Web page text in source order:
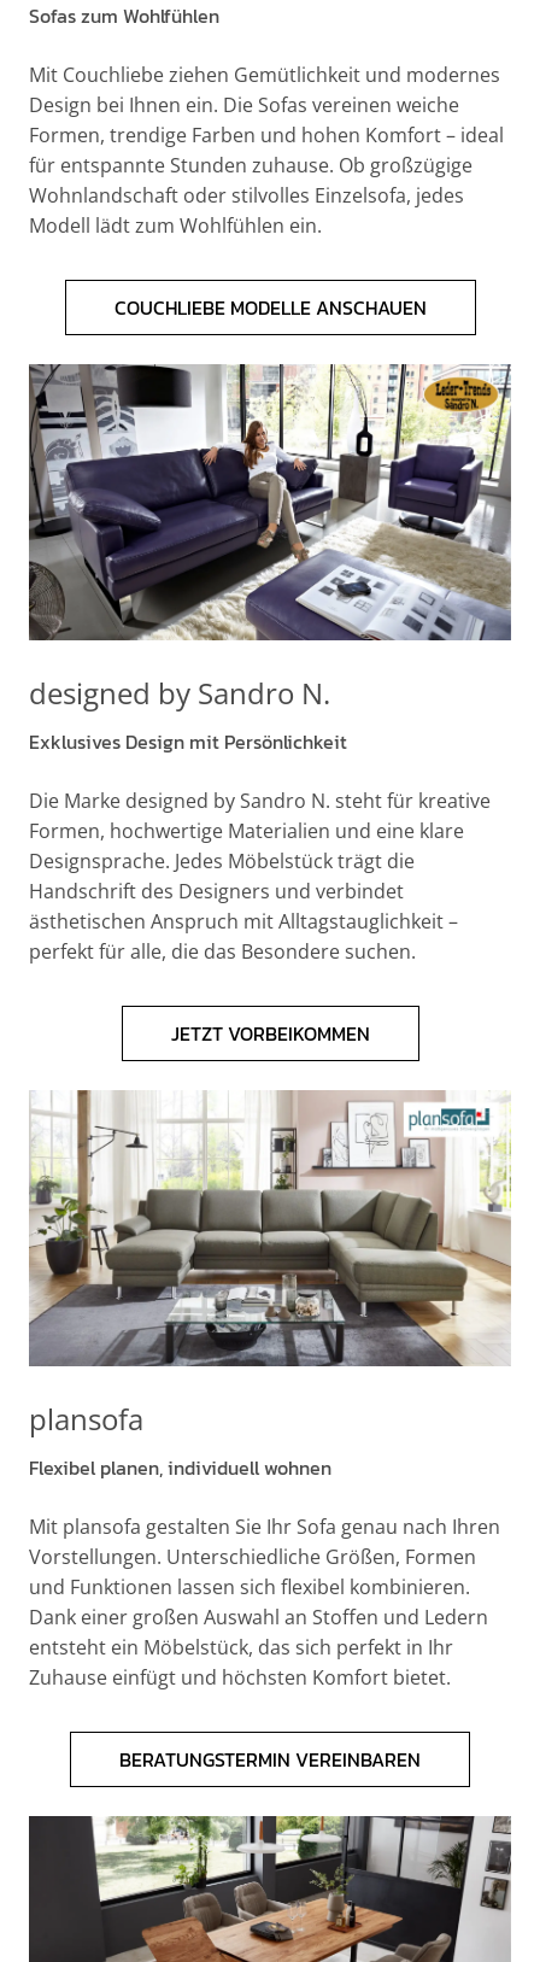
Sofas zum Wohlfühlen
Mit Couchliebe ziehen Gemütlichkeit und modernes
Design bei Ihnen ein. Die Sofas vereinen weiche
Formen, trendige Farben und hohen Komfort – ideal
für entspannte Stunden zuhause. Ob großzügige
Wohnlandschaft oder stilvolles Einzelsofa, jedes
Modell lädt zum Wohlfühlen ein.
COUCHLIEBE MODELLE ANSCHAUEN
designed by Sandro N.
Exklusives Design mit Persönlichkeit
Die Marke designed by Sandro N. steht für kreative
Formen, hochwertige Materialien und eine klare
Designsprache. Jedes Möbelstück trägt die
Handschrift des Designers und verbindet
ästhetischen Anspruch mit Alltagstauglichkeit –
perfekt für alle, die das Besondere suchen.
JETZT VORBEIKOMMEN
plansofa
Flexibel planen, individuell wohnen
Mit plansofa gestalten Sie Ihr Sofa genau nach Ihren
Vorstellungen. Unterschiedliche Größen, Formen
und Funktionen lassen sich flexibel kombinieren.
Dank einer großen Auswahl an Stoffen und Ledern
entsteht ein Möbelstück, das sich perfekt in Ihr
Zuhause einfügt und höchsten Komfort bietet.
BERATUNGSTERMIN VEREINBAREN